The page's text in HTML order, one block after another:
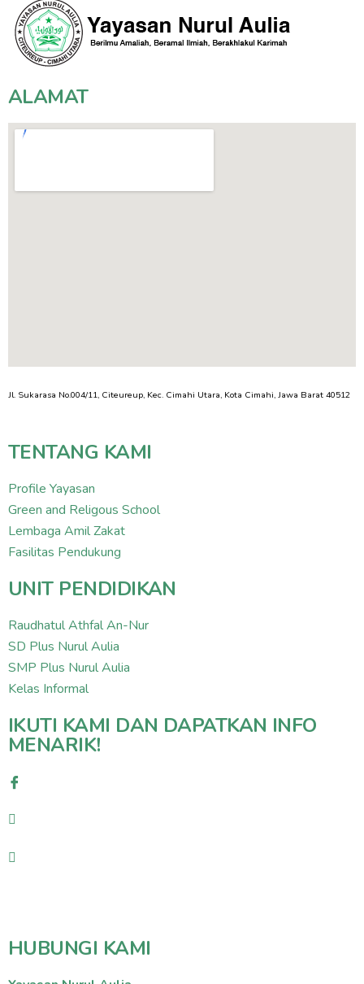
ALAMAT
Jl. Sukarasa No.004/11, Citeureup, Kec. Cimahi Utara, Kota Cimahi, Jawa Barat 40512
TENTANG KAMI
Profile Yayasan
Green and Religous School
Lembaga Amil Zakat
Fasilitas Pendukung
UNIT PENDIDIKAN
Raudhatul Athfal An-Nur
SD Plus Nurul Aulia
SMP Plus Nurul Aulia
Kelas Informal
IKUTI KAMI DAN DAPATKAN INFO
MENARIK!
HUBUNGI KAMI